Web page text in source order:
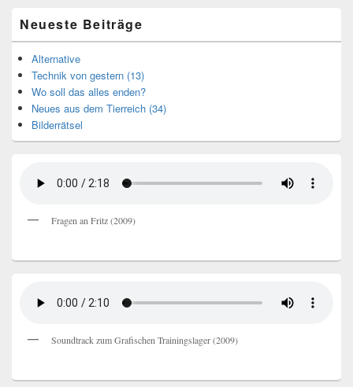
Neueste Beiträge
Alternative
Technik von gestern (13)
Wo soll das alles enden?
Neues aus dem Tierreich (34)
Bilderrätsel
Fragen an Fritz (2009)
Soundtrack zum Grafischen Trainingslager (2009)